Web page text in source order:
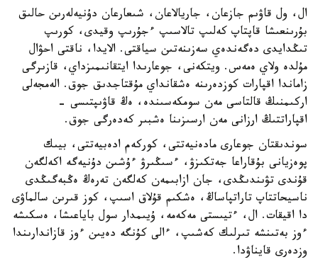
ال، ول قاۋىم جازعان، جاريالاعان، شىعارعان دۇنيەلەرىن حالىق
بۇرىنعىشا قاپتاپ كەلىپ تالاسىپ ءجۇرىپ وقيدى، كورىپ
تىڭدايدى دەگەندەي سەزىنەتىن سياقتى. الايدا، ناقتى احۋال
مۇلدە ولاي ەمەس. ويتكەنى، جوعارىدا ايتقانىمىزداي، قازىرگى
زاماندا اقپارات كوزدەرىنە ەشقانداي مۇقتاجدىق جوق. الەمجەلى
اركىمنىڭ قالتاسى مەن سومكەسىندە، ەڭ قاۋىپتىسى -
اقپاراتتىڭ ارزانى مەن ارسىزىنا ەشبىر كەدەرگى جوق.
سوندىقتان جوعارى مادەنيەتتى، كوركەم ادەبيەتتى، بيىك
پوەزيانى بۇقاراعا جەتكىزۋ، ءسىڭىرۋ ءۇشىن دۇنيەگە اكەلگەن
قۇندى تۋىندىڭدى، جان ازابىمەن كەلگەن تەرەڭ ەڭبەگىڭدى
ناسيحاتتاپ تاراتپاساڭ، ەشكىم قۇلاق اسىپ، كوز قىرىن سالماۋى
دا اقيقات. ال، ءتيىستى مەكەمە، ۇيىمدار سول باياعىشا، ەسكىشە
ءوز بەتىنشە تىرلىك كەشىپ، ءالى كۇنگە دەيىن ءوز قازاندارىندا
وزدەرى قايناۋدا.